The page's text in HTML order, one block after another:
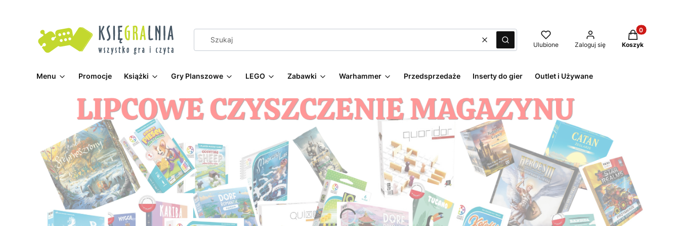
WyczyśćSzukaj Ulubione Zaloguj się
Produkty w
Koszyk
Menu Promocje Książki Gry Planszowe LEGO Zabawki Warhammer Przedsprzedaże Inserty do gier Outlet i Używane